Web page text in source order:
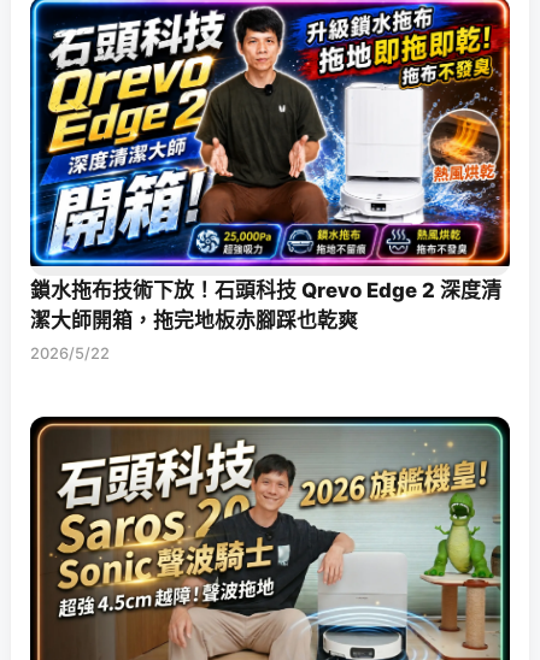
鎖水拖布技術下放！石頭科技 Qrevo Edge 2 深度清
潔大師開箱，拖完地板赤腳踩也乾爽
2026/5/22